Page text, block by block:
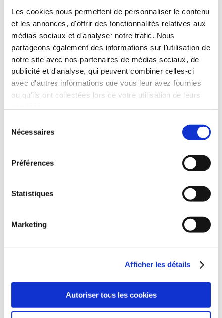
Les cookies nous permettent de personnaliser le contenu
et les annonces, d'offrir des fonctionnalités relatives aux
médias sociaux et d'analyser notre trafic. Nous
partageons également des informations sur l'utilisation de
notre site avec nos partenaires de médias sociaux, de
publicité et d'analyse, qui peuvent combiner celles-ci
avec d'autres informations que vous leur avez fournies
ou qu'ils ont collectées lors de votre utilisation de leurs
Nécessaires
Préférences
Statistiques
Marketing
Afficher les détails
Autoriser tous les cookies
AX
Post-apocalyptique
9€98
LA CHANSON
D'APRÈS 1 DANS LES
CENDRES
Post-apocalyptique
18€00
(0 avis)
Post-apocalyptique
(0 avis)
Jules GG
Post-apocalyptique